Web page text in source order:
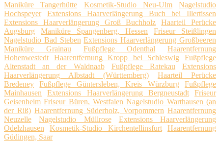
Maniküre Tangerhütte Kosmetik-Studio Neu-Ulm
Nagelstudio
Hochspeyer
Extensions Haarverlängerung Buch bei Illertissen
Extensions Haarverlängerung Groß Buchholz
Haarteil Perücke
Augsburg
Maniküre Spangenberg, Hessen
Friseur Steißlingen
Nagelstudio Bad Steben Extensions Haarverlängerung Großbeeren
Maniküre Grainau
Fußpflege Odenthal
Haarentfernung
Hohenwestedt
Haarentfernung Kropp bei Schleswig
Fußpflege
Altenstadt an der Waldnaab
Fußpflege Ratekau
Extensions
Haarverlängerung Albstadt (Württemberg)
Haarteil Perücke
Bredeney
Fußpflege Güntersleben, Kreis Würzburg
Fußpflege
Mainhausen
Extensions Haarverlängerung Bergneustadt
Friseur
Geisenheim Friseur Büren, Westfalen Nagelstudio Warthausen (an
der Riß) Haarentfernung Süderholz, Vorpommern Haarentfernung
Neuzelle
Nagelstudio Müllrose
Extensions Haarverlängerung
Odelzhausen
Kosmetik-Studio Kirchentellinsfurt
Haarentfernung
Güdingen, Saar